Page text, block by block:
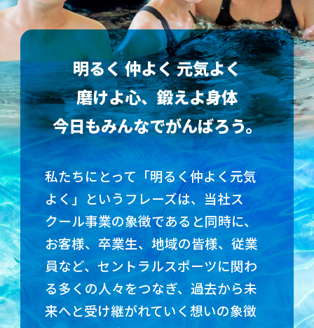
明るく 仲よく 元気よく
磨けよ心、鍛えよ身体
今日もみんなでがんばろう。
私たちにとって「明るく仲よく元気
よく」というフレーズは、当社ス
クール事業の象徴であると同時に、
お客様、卒業生、地域の皆様、従業
員など、セントラルスポーツに関わ
る多くの人々をつなぎ、過去から未
来へと受け継がれていく想いの象徴